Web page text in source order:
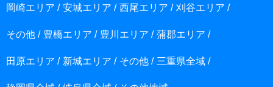
岡崎エリア 安城エリア 西尾エリア 刈谷エリア
その他 豊橋エリア 豊川エリア 蒲郡エリア
田原エリア 新城エリア その他 三重県全域